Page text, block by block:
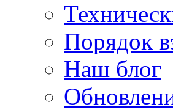
Порядок
Наш блог